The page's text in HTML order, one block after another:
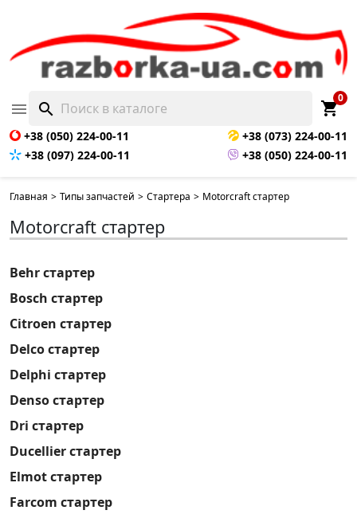
 search shopping_cart
0
+38 (050) 224-00-11
+38 (073) 224-00-11
+38 (097) 224-00-11
+38 (050) 224-00-11
Главная > Типы запчастей > Стартера > Motorcraft стартер
Motorcraft стартер
Behr стартер
Bosch стартер
Citroen стартер
Delco стартер
Delphi стартер
Denso стартер
Dri стартер
Ducellier стартер
Elmot стартер
Farcom стартер